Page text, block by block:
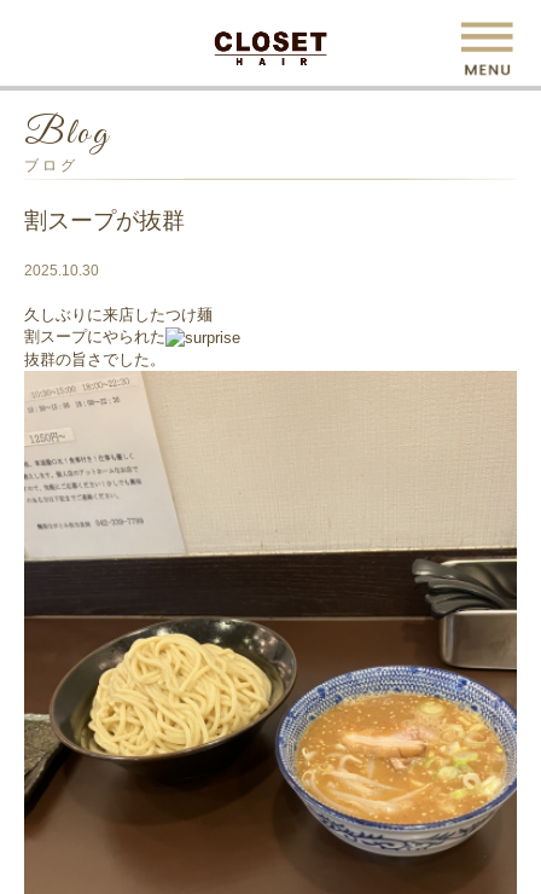
Blog
ブログ
割スープが抜群
2025.10.30
久しぶりに来店したつけ麺
割スープにやられた
抜群の旨さでした。